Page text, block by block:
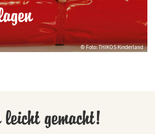
© Foto: THIKOS Kinderland
gemacht!